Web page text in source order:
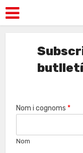
butlletí
Nom i cognoms*
Nom